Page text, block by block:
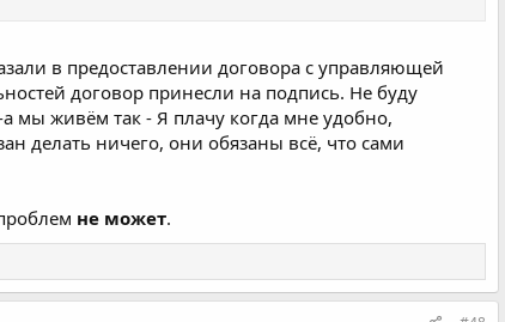
в предоставлении договора с управляющей
договор принесли на подпись. Не буду
а мы живём так - Я плачу когда мне удобно,
делать ничего, они обязаны всё, что сами
не может.